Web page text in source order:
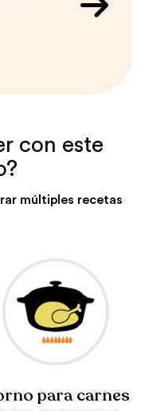
con este
múltiples recetas
para carnes